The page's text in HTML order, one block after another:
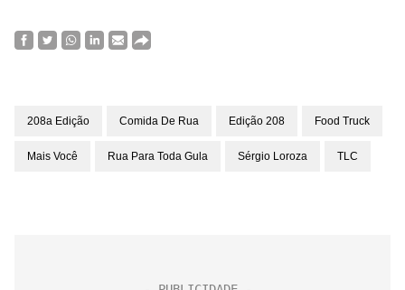
208a Edição Comida De Rua Edição 208 Food Truck
Mais Você Rua Para Toda Gula Sérgio Loroza TLC